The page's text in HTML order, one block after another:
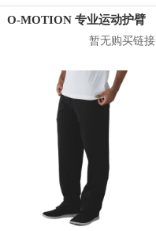
O-MOTION 专业运动护臂
暂无购买链接